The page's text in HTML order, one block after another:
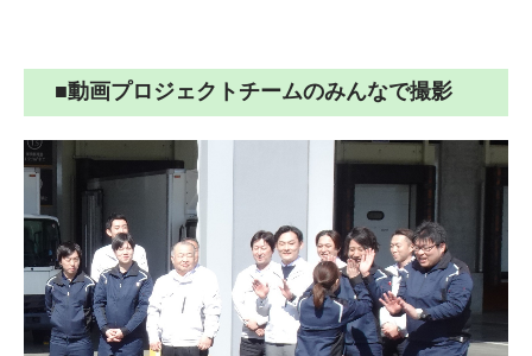
■動画プロジェクトチームのみんなで撮影